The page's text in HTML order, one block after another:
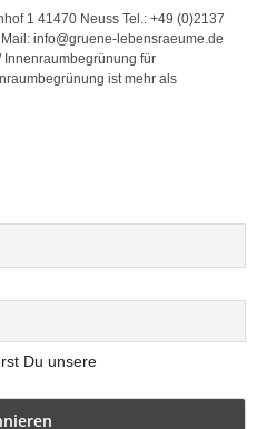
1 41470 Neuss Tel.: +49 (0)2137
info@gruene-lebensraeume.de
Innenraumbegrünung für
ist mehr als
Du unsere